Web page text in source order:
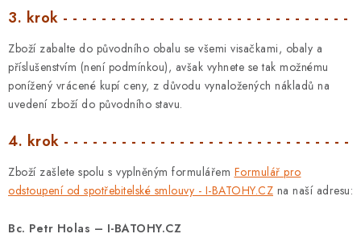
3. krok - - - - - - - - - - - - - - - - - - - - - - - - - - - - - -
Zboží zabalte do původního obalu se všemi visačkami, obaly a
příslušenstvím (není podmínkou), avšak vyhnete se tak možnému
ponížený vrácené kupí ceny, z důvodu vynaložených nákladů na
uvedení zboží do původního stavu.
4. krok - - - - - - - - - - - - - - - - - - - - - - - - - - - - - -
Zboží zašlete spolu s vyplněným formulářem Formulář pro
odstoupení od spotřebitelské smlouvy - I-BATOHY.CZ na naší adresu:
Bc. Petr Holas – I-BATOHY.CZ